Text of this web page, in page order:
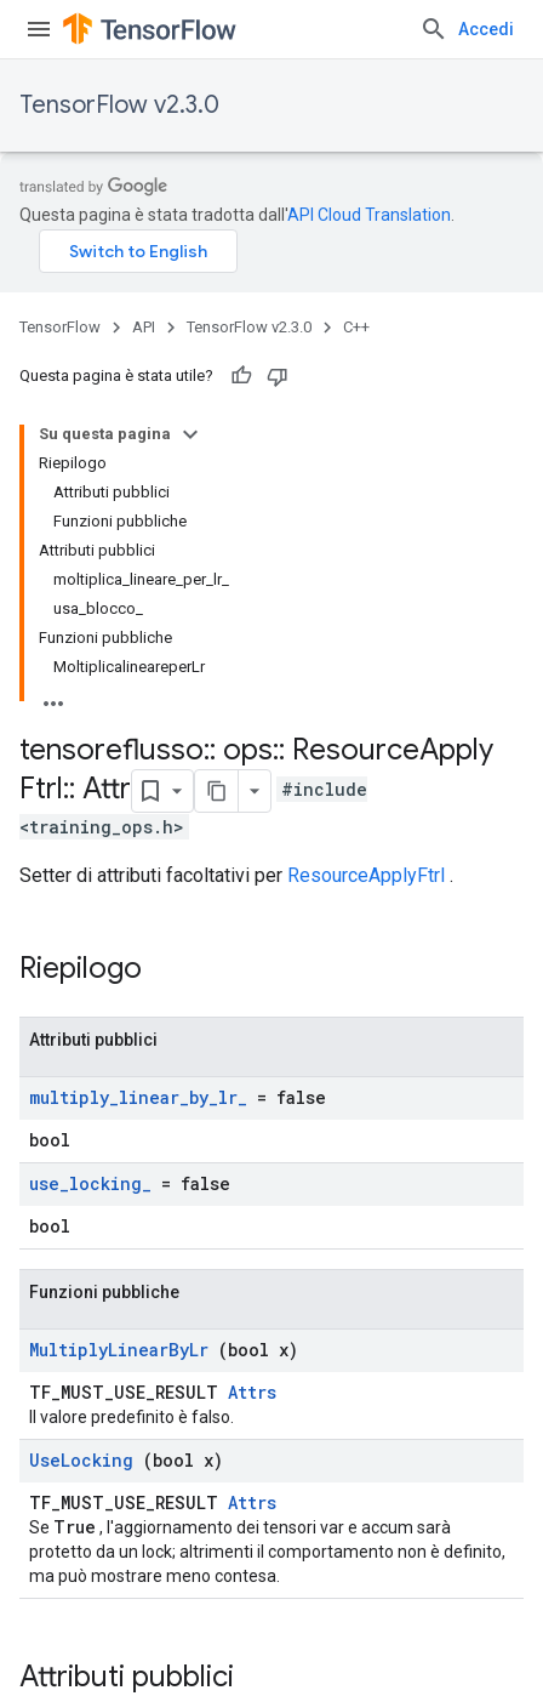
Accedi
TensorFlow v2.3.0
Questa pagina è stata tradotta dall'API Cloud Translation
TensorFlow API TensorFlow v2.3.0 C++
Questa pagina è stata utile?
Su questa pagina
Riepilogo
Attributi pubblici
Funzioni pubbliche
Attributi pubblici
moltiplica_lineare_per_lr_
usa_blocco_
Funzioni pubbliche
MoltiplicalineareperLr
tensoreflusso:: ops:: ResourceApply
Ftrl:: Attr
#include
<training_ops.h>
Setter di attributi facoltativi per ResourceApplyFtrl .
Riepilogo
Attributi pubblici
multiply_linear_by_lr_ = false
bool
use_locking_ = false
bool
Funzioni pubbliche
MultiplyLinearByLr (bool x)
TF_MUST_USE_RESULT Attrs
Il valore predefinito è falso.
UseLocking (bool x)
TF_MUST_USE_RESULT Attrs
Se True , l'aggiornamento dei tensori var e accum sarà
protetto da un lock; altrimenti il ​​comportamento non è definito,
ma può mostrare meno contesa.
Attributi pubblici